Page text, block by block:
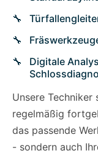
Digitale
Unsere
regelmäßig
das passende
- sondern auch